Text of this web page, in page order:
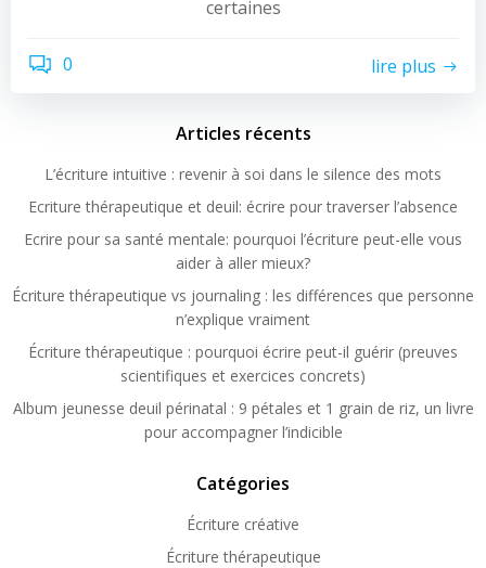
certaines
0 lire plus
Articles récents
L’écriture intuitive : revenir à soi dans le silence des mots
Ecriture thérapeutique et deuil: écrire pour traverser l’absence
Ecrire pour sa santé mentale: pourquoi l’écriture peut-elle vous
aider à aller mieux?
Écriture thérapeutique vs journaling : les différences que personne
n’explique vraiment
Écriture thérapeutique : pourquoi écrire peut-il guérir (preuves
scientifiques et exercices concrets)
Album jeunesse deuil périnatal : 9 pétales et 1 grain de riz, un livre
pour accompagner l’indicible
Catégories
Écriture créative
Écriture thérapeutique